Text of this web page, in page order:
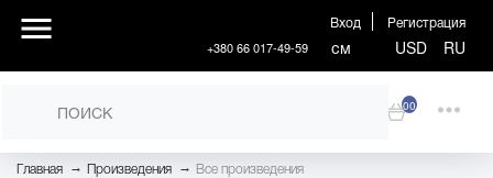
Вход Регистрация
+380 66 017-49-59 см USD RU
00
Главная → Произведения → Все произведения